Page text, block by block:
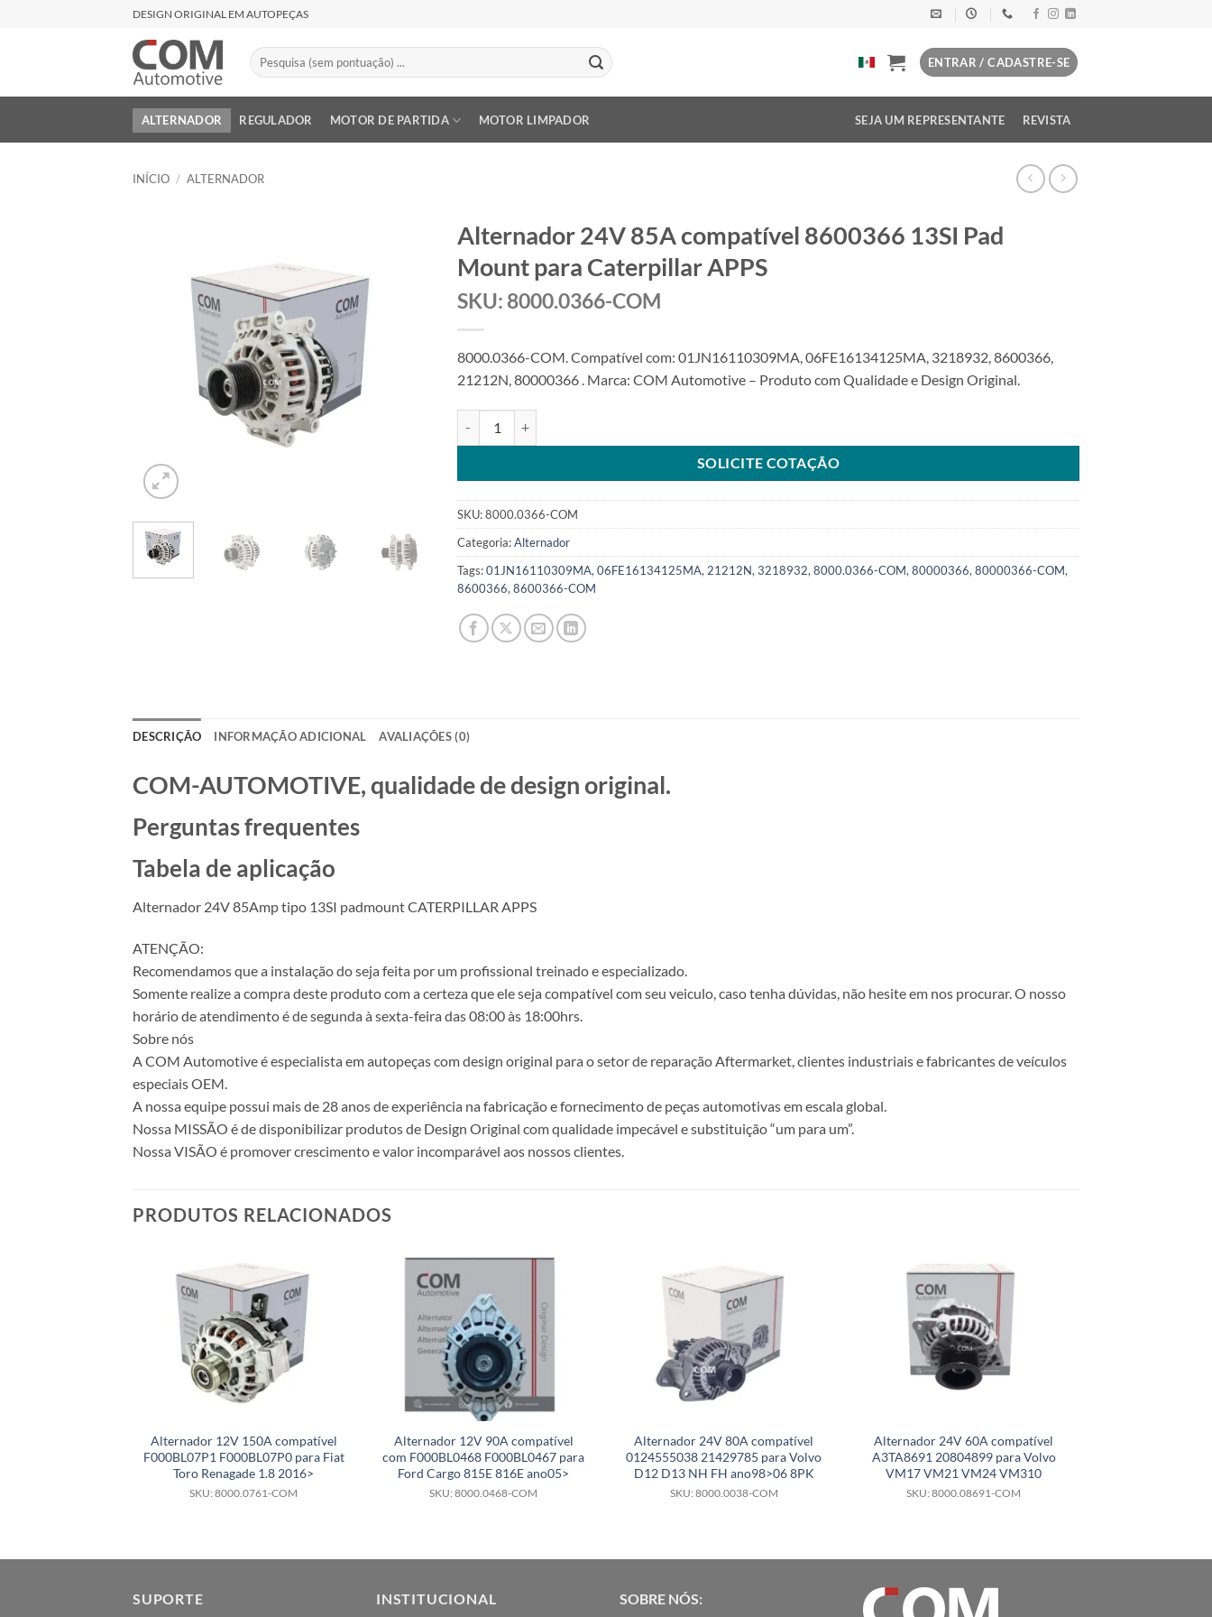
DESIGN ORIGINAL EM AUTOPEÇAS
Pesquisar
por:
ENTRAR / CADASTRE-SE
ALTERNADOR REGULADOR MOTOR DE PARTIDA MOTOR LIMPADOR SEJA UM REPRESENTANTE REVISTA
INÍCIO / ALTERNADOR
Alternador 24V 85A compatível 8600366 13SI Pad
Mount para Caterpillar APPS
SKU: 8000.0366-COM
8000.0366-COM. Compatível com: 01JN16110309MA, 06FE16134125MA, 3218932, 8600366,
21212N, 80000366 . Marca: COM Automotive – Produto com Qualidade e Design Original.
SOLICITE COTAÇÃO
SKU:8000.0366-COM
Categoria:Alternador
Tags:01JN16110309MA, 06FE16134125MA, 21212N, 3218932, 8000.0366-COM, 80000366, 80000366-COM,
8600366, 8600366-COM
DESCRIÇÃO INFORMAÇÃO ADICIONAL AVALIAÇÕES (0)
COM-AUTOMOTIVE, qualidade de design original.
Perguntas frequentes
Tabela de aplicação
Alternador 24V 85Amp tipo 13SI padmount CATERPILLAR APPS
ATENÇÃO:
Recomendamos que a instalação do seja feita por um profissional treinado e especializado.
Somente realize a compra deste produto com a certeza que ele seja compatível com seu veiculo, caso tenha dúvidas, não hesite em nos procurar. O nosso
horário de atendimento é de segunda à sexta-feira das 08:00 às 18:00hrs.
Sobre nós
A COM Automotive é especialista em autopeças com design original para o setor de reparação Aftermarket, clientes industriais e fabricantes de veículos
especiais OEM.
A nossa equipe possui mais de 28 anos de experiência na fabricação e fornecimento de peças automotivas em escala global.
Nossa MISSÃO é de disponibilizar produtos de Design Original com qualidade impecável e substituição “um para um”.
Nossa VISÃO é promover crescimento e valor incomparável aos nossos clientes.
PRODUTOS RELACIONADOS
Alternador 12V 150A compatível
F000BL07P1 F000BL07P0 para Fiat
Toro Renagade 1.8 2016>
SKU: 8000.0761-COM
Alternador 12V 90A compatível
com F000BL0468 F000BL0467 para
Ford Cargo 815E 816E ano05>
SKU: 8000.0468-COM
Alternador 24V 80A compatível
0124555038 21429785 para Volvo
D12 D13 NH FH ano98>06 8PK
SKU: 8000.0038-COM
Alternador 24V 60A compatível
A3TA8691 20804899 para Volvo
VM17 VM21 VM24 VM310
SKU: 8000.08691-COM
SUPORTE INSTITUCIONAL SOBRE NÓS: